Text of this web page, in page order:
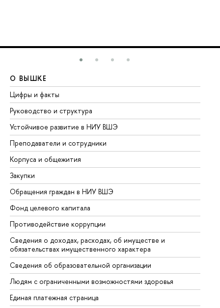
О ВЫШКЕ
Цифры и факты
Руководство и структура
Устойчивое развитие в НИУ ВШЭ
Преподаватели и сотрудники
Корпуса и общежития
Закупки
Обращения граждан в НИУ ВШЭ
Фонд целевого капитала
Противодействие коррупции
Сведения о доходах, расходах, об имуществе и
обязательствах имущественного характера
Сведения об образовательной организации
Людям с ограниченными возможностями здоровья
Единая платежная страница